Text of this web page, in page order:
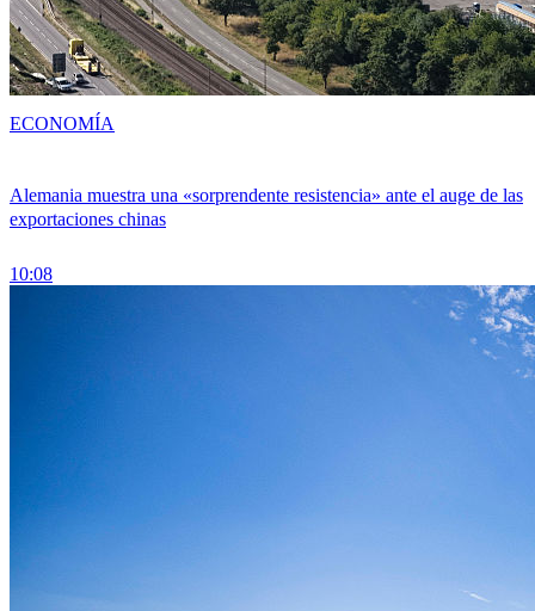
Alemania muestra una «sorprendente resistencia» ante el auge de las
exportaciones chinas
10:08
ECONOMÍA